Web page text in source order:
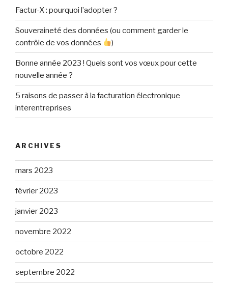
Factur-X : pourquoi l’adopter ?
Souveraineté des données (ou comment garder le
contrôle de vos données
)
Bonne année 2023 ! Quels sont vos vœux pour cette
nouvelle année ?
5 raisons de passer à la facturation électronique
interentreprises
ARCHIVES
mars 2023
février 2023
janvier 2023
novembre 2022
octobre 2022
septembre 2022